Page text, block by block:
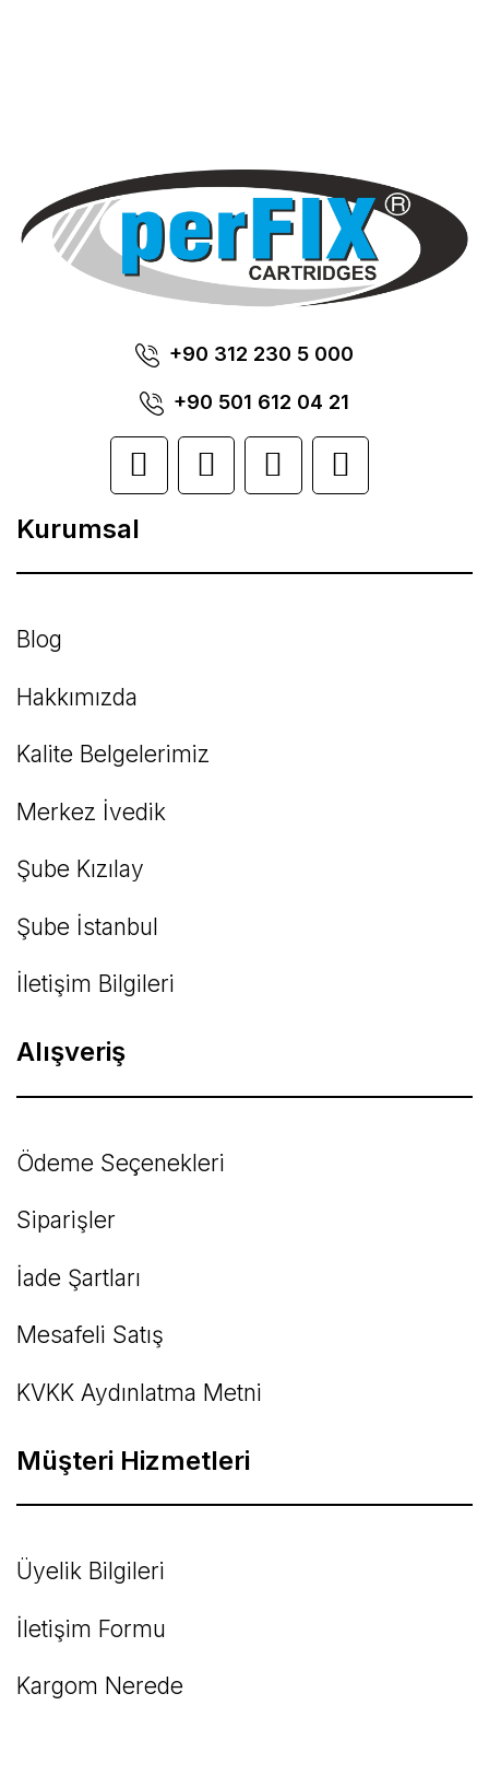
Yorum Yaz
Ürün resmi kalitesiz, bozuk veya
görüntülenemiyor.
Ürün açıklamasında eksik bilgiler bulunuyor.
Ürün bilgilerinde hatalar bulunuyor.
Ürün fiyatı diğer sitelerden daha pahalı.
Bu ürüne benzer farklı alternatifler olmalı.
+90 312 230 5 000
+90 501 612 04 21
Kurumsal
Blog
Hakkımızda
Kalite Belgelerimiz
Merkez İvedik
Şube Kızılay
Şube İstanbul
İletişim Bilgileri
Alışveriş
Ödeme Seçenekleri
Siparişler
İade Şartları
Mesafeli Satış
KVKK Aydınlatma Metni
Müşteri Hizmetleri
Üyelik Bilgileri
İletişim Formu
Kargom Nerede